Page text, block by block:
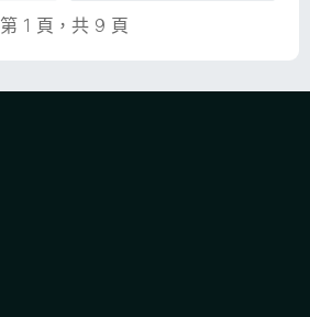
第 1 頁，共 9 頁